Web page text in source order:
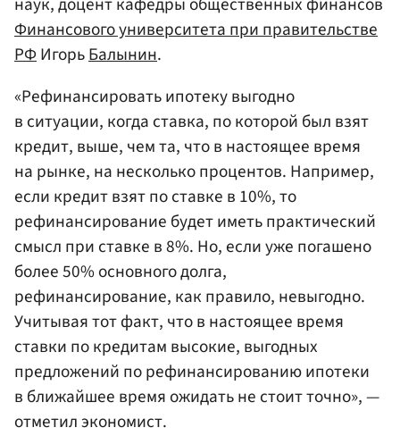
Финансового университета при правительстве
РФИгорьБалынин.
«Рефинансировать ипотеку выгодно
в ситуации, когда ставка, по которой был взят
кредит, выше, чем та, что в настоящее время
на рынке, на несколько процентов. Например,
если кредит взят по ставке в 10%, то
рефинансирование будет иметь практический
смысл при ставке в 8%. Но, если уже погашено
более 50% основного долга,
рефинансирование, как правило, невыгодно.
Учитывая тот факт, что в настоящее время
ставки по кредитам высокие, выгодных
предложений по рефинансированию ипотеки
в ближайшее время ожидать не стоит точно», —
отметил экономист.